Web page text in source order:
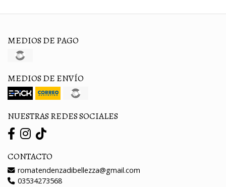
MEDIOS DE PAGO
MEDIOS DE ENVÍO
NUESTRAS REDES SOCIALES
CONTACTO
romatendenzadibellezza@gmail.com
03534273568